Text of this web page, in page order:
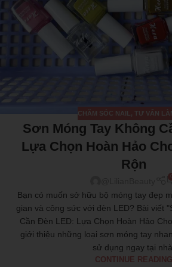
CHĂM SÓC NAIL , TƯ VẤN
Sơn Móng Tay Không
Lựa Chọn Hoàn Hảo
Rộn
Bạn có muốn sở hữu bộ móng tay đẹp
gian và công sức với đèn LED? Bài viết
Cần Đèn LED: Lựa Chọn Hoàn Hảo
giới thiệu những loại sơn móng tay
sử dụng ngay tại nhà.
CONTINUE READING